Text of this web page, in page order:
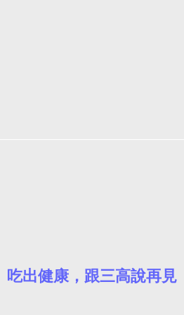
吃出健康，跟三高說再見